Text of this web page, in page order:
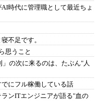
時代に管理職として最近ちょ
不足です。
思うこと
の次に来るのは、たぶん"人
にフル稼働している話
ンITエンジニアが語る"血の